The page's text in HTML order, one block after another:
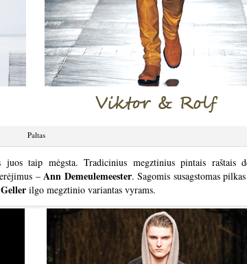
Paltas
taip mėgsta. Tradicinius megztinius pintais raštais
–Ann Demeulemeester. Sagomis susagstomas
ilgo megztinio variantas vyrams.